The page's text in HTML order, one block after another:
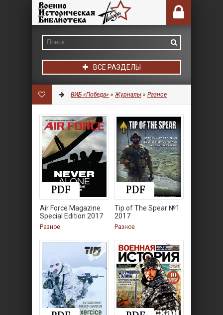
ВСЕ РАЗДЕЛЫ
ВИБ «Победа» »Журналы » Разное
Air Force Magazine
Special Edition 2017
Разное
Tip of The Spear №1
2017
Разное